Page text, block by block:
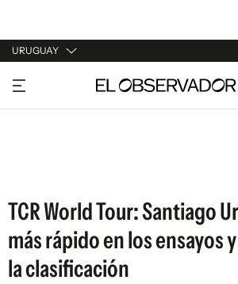
URUGUAY
URUGUAY
ARGENTINA
TCR World Tour: Santiago
más rápido en los ensayos
la clasificación